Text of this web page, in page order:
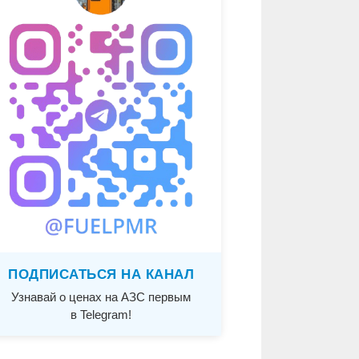
ПОДПИСАТЬСЯ НА КАНАЛ
Узнавай о ценах на АЗС первым
в Telegram!